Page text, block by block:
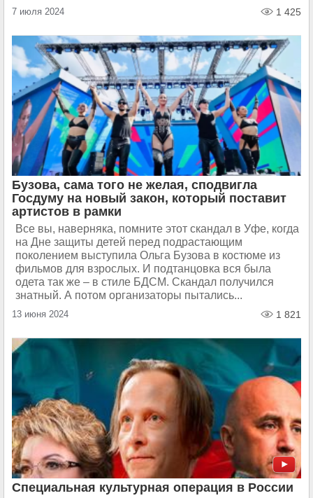
7 июля 2024 1 425
Бузова, сама того не желая, сподвигла
Госдуму на новый закон, который поставит
артистов в рамки
Все вы, наверняка, помните этот скандал в Уфе, когда
на Дне защиты детей перед подрастающим
поколением выступила Ольга Бузова в костюме из
фильмов для взрослых. И подтанцовка вся была
одета так же – в стиле БДСМ. Скандал получился
знатный. А потом организаторы пытались...
13 июня 2024 1 821
Специальная культурная операция в России